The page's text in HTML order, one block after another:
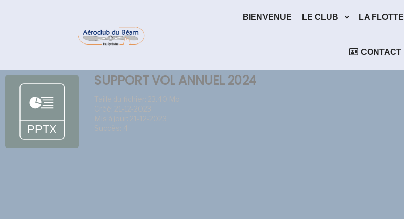
BIENVENUE LE CLUB LA FLOTTE
CONTACT
SUPPORT VOL ANNUEL 2024
Taille du fichier: 23.40 Mo
Créé: 21-12-2023
Mis à jour: 21-12-2023
Succès: 4